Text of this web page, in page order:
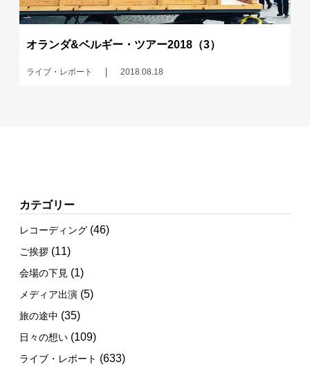
オランダ&ベルギー・ツアー2018（3）
ライブ・レポート 2018.08.18
カテゴリー
レコーディング (46)
ご挨拶 (11)
会場の下見 (1)
メディア出演 (5)
旅の途中 (35)
日々の想い (109)
ライブ・レポート (633)